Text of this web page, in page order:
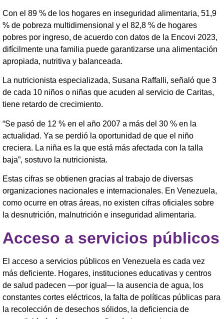
Con el 89 % de los hogares en inseguridad alimentaria, 51,9
% de pobreza multidimensional y el 82,8 % de hogares
pobres por ingreso, de acuerdo con datos de la Encovi 2023,
difícilmente una familia puede garantizarse una alimentación
apropiada, nutritiva y balanceada.
La nutricionista especializada, Susana Raffalli, señaló que 3
de cada 10 niños o niñas que acuden al servicio de Caritas,
tiene retardo de crecimiento.
“Se pasó de 12 % en el año 2007 a más del 30 % en la
actualidad. Ya se perdió la oportunidad de que el niño
creciera. La niña es la que está más afectada con la talla
baja”, sostuvo la nutricionista.
Estas cifras se obtienen gracias al trabajo de diversas
organizaciones nacionales e internacionales. En Venezuela,
como ocurre en otras áreas, no existen cifras oficiales sobre
la desnutrición, malnutrición e inseguridad alimentaria.
Acceso a servicios públicos
El acceso a servicios públicos en Venezuela es cada vez
más deficiente. Hogares, instituciones educativas y centros
de salud padecen —por igual— la ausencia de agua, los
constantes cortes eléctricos, la falta de políticas públicas para
la recolección de desechos sólidos, la deficiencia de